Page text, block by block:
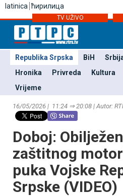
latinica ћирилица
TV UŽIVO
Republika Srpska BiH
Hronika
Privreda Kultura
Vrijeme
16/05/2026 | 11:24 ⇒ 20:08 | Autor:
Doboj:
zaštitnog
puka Vojske
Srpske (VIDEO)